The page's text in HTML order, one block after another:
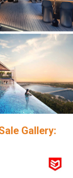
Gallery: